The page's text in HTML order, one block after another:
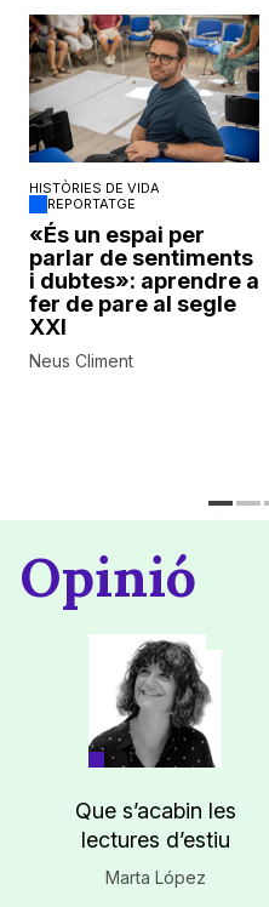
HISTÒRIES DE VIDA
REPORTATGE
«És un espai per
parlar de sentiments
i dubtes»: aprendre a
fer de pare al segle
XXI
Neus Climent
Opinió
Que s’acabin les
lectures d’estiu
Marta López